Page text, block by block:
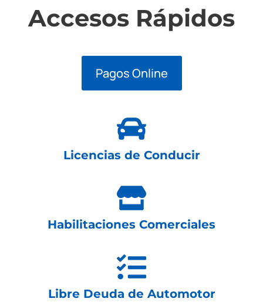
Accesos Rápidos
Pagos Online
Licencias de Conducir
Habilitaciones Comerciales
Libre Deuda de Automotor